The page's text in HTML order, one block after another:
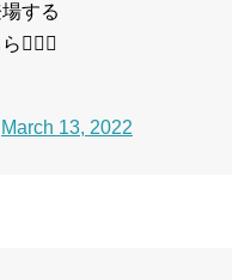
する
💁🏻‍♂️
March 13, 2022